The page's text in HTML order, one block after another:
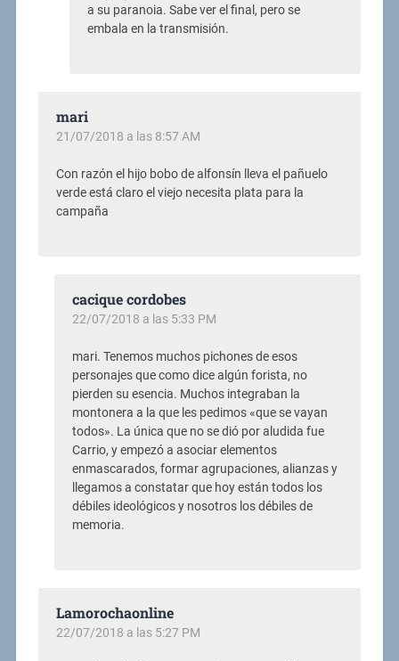
a su paranoia. Sabe ver el final, pero se
embala en la transmisión.
mari
21/07/2018 a las 8:57 AM
Con razón el hijo bobo de alfonsín lleva el pañuelo
verde está claro el viejo necesita plata para la
campaña
cacique cordobes
22/07/2018 a las 5:33 PM
mari. Tenemos muchos pichones de esos
personajes que como dice algún forista, no
pierden su esencia. Muchos integraban la
montonera a la que les pedimos «que se vayan
todos». La única que no se dió por aludida fue
Carrio, y empezó a asociar elementos
enmascarados, formar agrupaciones, alianzas y
llegamos a constatar que hoy están todos los
débiles ideológicos y nosotros los débiles de
memoria.
Lamorochaonline
22/07/2018 a las 5:27 PM